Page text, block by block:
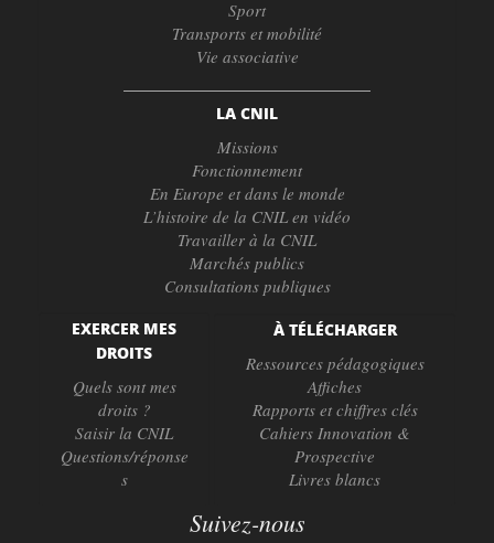
Sport
Transports et mobilité
Vie associative
LA CNIL
Missions
Fonctionnement
En Europe et dans le monde
L’histoire de la CNIL en vidéo
Travailler à la CNIL
Marchés publics
Consultations publiques
EXERCER MES
DROITS
Quels sont mes
droits ?
Saisir la CNIL
Questions/réponse
s
À TÉLÉCHARGER
Ressources pédagogiques
Affiches
Rapports et chiffres clés
Cahiers Innovation &
Prospective
Livres blancs
Suivez-nous